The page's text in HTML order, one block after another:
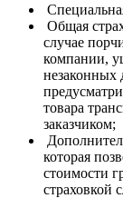
Общая
случае
компании,
незаконных
товара
заказчиком;
которая
стоимости
страховкой